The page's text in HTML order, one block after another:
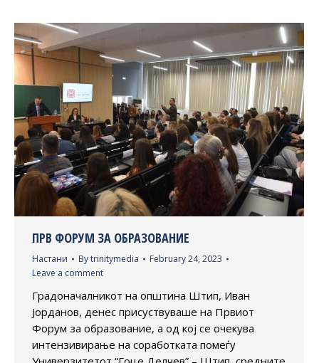
ПРВ ФОРУМ ЗА ОБРАЗОВАНИЕ
Настани Bytrinitymedia
February 24, 2023
Leave a comment
Градоначалникот на општина Штип, Иван
Јорданов, денес присуствуваше на Првиот
Форум за образование, а од кој се очекува
интензивирање на соработката помеѓу